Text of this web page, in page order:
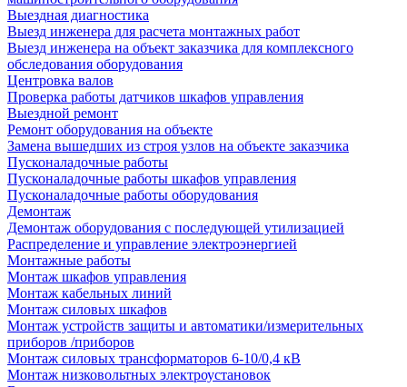
Выездная диагностика
Выезд инженера для расчета монтажных работ
Выезд инженера на объект заказчика для комплексного
обследования оборудования
Центровка валов
Проверка работы датчиков шкафов управления
Выездной ремонт
Ремонт оборудования на объекте
Замена вышедших из строя узлов на объекте заказчика
Пусконаладочные работы
Пусконаладочные работы шкафов управления
Пусконаладочные работы оборудования
Демонтаж
Демонтаж оборудования с последующей утилизацией
Распределение и управление электроэнергией
Монтажные работы
Монтаж шкафов управления
Монтаж кабельных линий
Монтаж силовых шкафов
Монтаж устройств защиты и автоматики/измерительных
приборов /приборов
Монтаж силовых трансформаторов 6-10/0,4 кВ
Монтаж низковольтных электроустановок